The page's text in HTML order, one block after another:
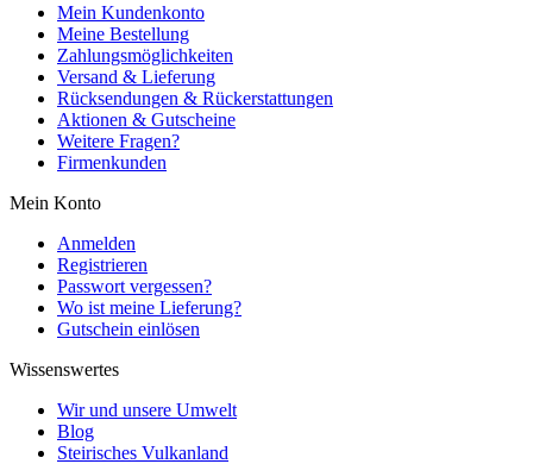
Mein Kundenkonto
Meine Bestellung
Zahlungsmöglichkeiten
Versand & Lieferung
Rücksendungen & Rückerstattungen
Aktionen & Gutscheine
Weitere Fragen?
Firmenkunden
Mein Konto
Anmelden
Registrieren
Passwort vergessen?
Wo ist meine Lieferung?
Gutschein einlösen
Wissenswertes
Wir und unsere Umwelt
Blog
Steirisches Vulkanland